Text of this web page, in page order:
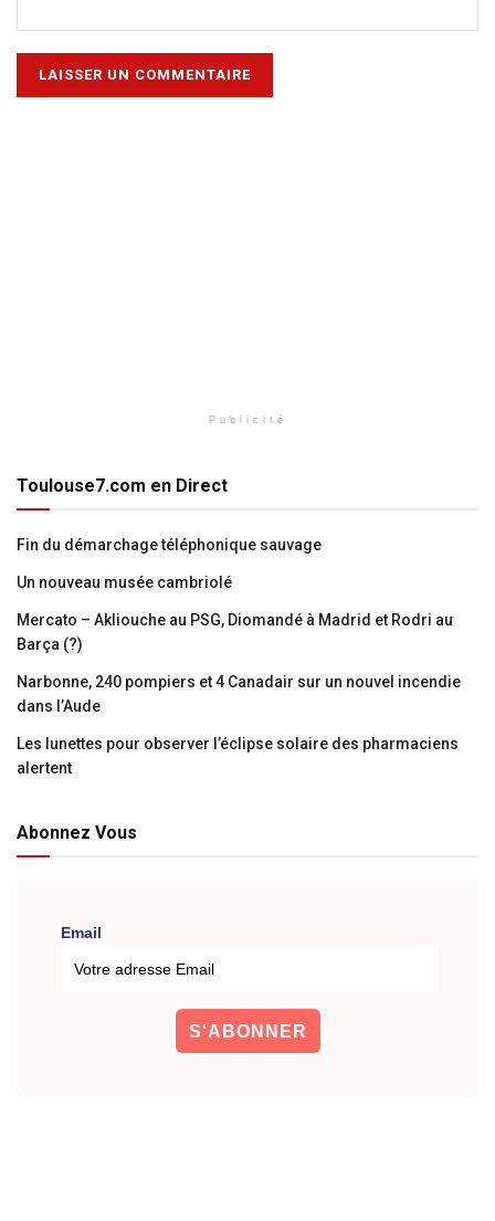
Publicité
Toulouse7.com en Direct
Fin du démarchage téléphonique sauvage
Un nouveau musée cambriolé
Mercato – Akliouche au PSG, Diomandé à Madrid et Rodri au
Barça (?)
Narbonne, 240 pompiers et 4 Canadair sur un nouvel incendie
dans l’Aude
Les lunettes pour observer l’éclipse solaire des pharmaciens
alertent
Abonnez Vous
Email